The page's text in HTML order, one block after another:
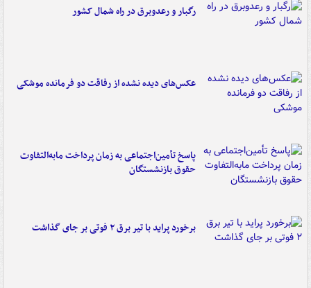
رگبار و رعدوبرق در راه شمال کشور
عکس‌های دیده نشده از رفاقت دو فرمانده‌ موشکی
پاسخ تأمین‌اجتماعی به زمان پرداخت مابه‌التفاوت
حقوق بازنشستگان
برخورد پراید با تیر برق ۲ فوتی بر جای گذاشت